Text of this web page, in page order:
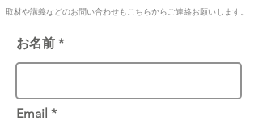
取材や講義などのお問い合わせもこちらからご連絡お願いします。
お名前
Email